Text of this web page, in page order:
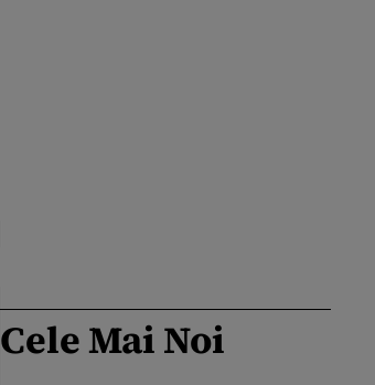
Cele Mai Noi